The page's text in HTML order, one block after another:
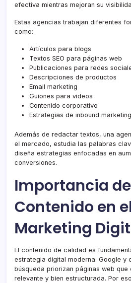
efectiva mientras mejoran su
Estas agencias trabajan diferentes
como:
Artículos para blogs
Textos SEO para páginas web
Publicaciones para redes
Descripciones de productos
Email marketing
Guiones para videos
Contenido corporativo
Estrategias de inbound marketing
Además de redactar textos, una
el mercado, estudia las palabras
diseña estrategias enfocadas en
conversiones.
Importancia
Contenido en
Marketing
El contenido de calidad es
estrategia digital moderna. Google y
búsqueda priorizan páginas web
relevante y bien estructurada. Por